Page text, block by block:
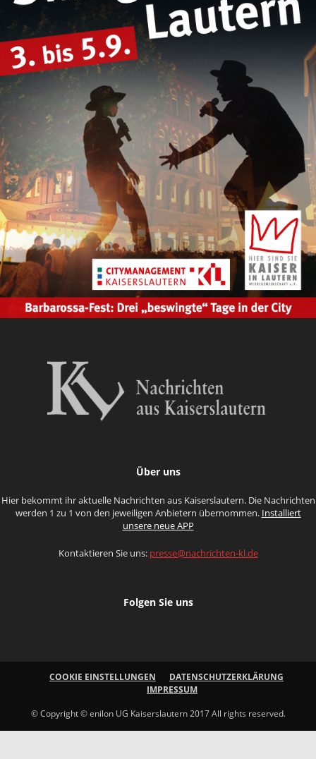
Über uns
Hier bekommt ihr aktuelle Nachrichten aus Kaiserslautern. Die Nachrichten
werden 1 zu 1 von den jeweiligen Anbietern übernommen. Installiert
unsere neue APP
Kontaktieren Sie uns: presse@nachrichten-kl.de
Folgen Sie uns
COOKIE EINSTELLUNGEN
DATENSCHUTZERKLÄRUNG
IMPRESSUM
© Copyright © enilon UG Kaiserslautern 2017 All rights reserved.